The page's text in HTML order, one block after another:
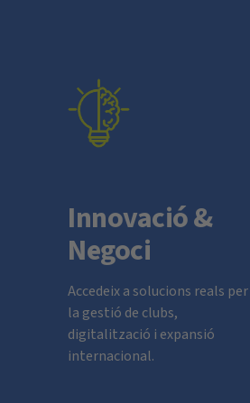
Innovació &
Negoci
Accedeix a solucions reals per
la gestió de clubs,
digitalització i expansió
internacional.